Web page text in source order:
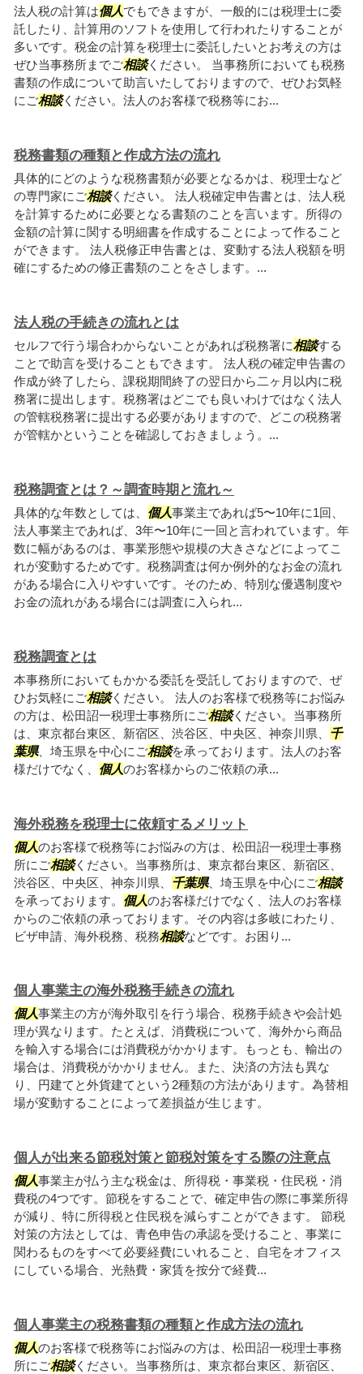
法人税の計算は個人でもできますが、一般的には税理士に委
託したり、計算用のソフトを使用して行われたりすることが
多いです。税金の計算を税理士に委託したいとお考えの方は
ぜひ当事務所までご相談ください。 当事務所においても税務
書類の作成について助言いたしておりますので、ぜひお気軽
にご相談ください。法人のお客様で税務等にお...
税務書類の種類と作成方法の流れ
具体的にどのような税務書類が必要となるかは、税理士など
の専門家にご相談ください。 法人税確定申告書とは、法人税
を計算するために必要となる書類のことを言います。所得の
金額の計算に関する明細書を作成することによって作ること
ができます。 法人税修正申告書とは、変動する法人税額を明
確にするための修正書類のことをさします。...
法人税の手続きの流れとは
セルフで行う場合わからないことがあれば税務署に相談する
ことで助言を受けることもできます。 法人税の確定申告書の
作成が終了したら、課税期間終了の翌日から二ヶ月以内に税
務署に提出します。税務署はどこでも良いわけではなく法人
の管轄税務署に提出する必要がありますので、どこの税務署
が管轄かということを確認しておきましょう。...
税務調査とは？～調査時期と流れ～
具体的な年数としては、 個人事業主であれば5〜10年に1回、
法人事業主であれば、3年〜10年に一回と言われています。年
数に幅があるのは、事業形態や規模の大きさなどによってこ
れが変動するためです。税務調査は何か例外的なお金の流れ
がある場合に入りやすいです。そのため、特別な優遇制度や
お金の流れがある場合には調査に入られ...
税務調査とは
本事務所においてもかかる委託を受託しておりますので、ぜ
ひお気軽にご相談ください。 法人のお客様で税務等にお悩み
の方は、松田詔一税理士事務所にご相談ください。当事務所
は、東京都台東区、新宿区、渋谷区、中央区、神奈川県、 千
葉県、埼玉県を中心にご相談を承っております。法人のお客
様だけでなく、 個人のお客様からのご依頼の承...
海外税務を税理士に依頼するメリット
個人のお客様で税務等にお悩みの方は、松田詔一税理士事務
所にご相談ください。当事務所は、東京都台東区、新宿区、
渋谷区、中央区、神奈川県、 千葉県、埼玉県を中心にご相談
を承っております。 個人のお客様だけでなく、法人のお客様
からのご依頼の承っております。その内容は多岐にわたり、
ビザ申請、海外税務、税務相談などです。お困り...
個人事業主の海外税務手続きの流れ
個人事業主の方が海外取引を行う場合、税務手続きや会計処
理が異なります。たとえば、消費税について、海外から商品
を輸入する場合には消費税がかかります。もっとも、輸出の
場合は、消費税がかかりません。また、決済の方法も異な
り、円建てと外貨建てという2種類の方法があります。為替相
場が変動することによって差損益が生じます。
個人が出来る節税対策と節税対策をする際の注意点
個人事業主が払う主な税金は、所得税・事業税・住民税・消
費税の4つです。節税をすることで、確定申告の際に事業所得
が減り、特に所得税と住民税を減らすことができます。 節税
対策の方法としては、青色申告の承認を受けること、事業に
関わるものをすべて必要経費にいれること、自宅をオフィス
にしている場合、光熱費・家賃を按分で経費...
個人事業主の税務書類の種類と作成方法の流れ
個人のお客様で税務等にお悩みの方は、松田詔一税理士事務
所にご相談ください。当事務所は、東京都台東区、新宿区、